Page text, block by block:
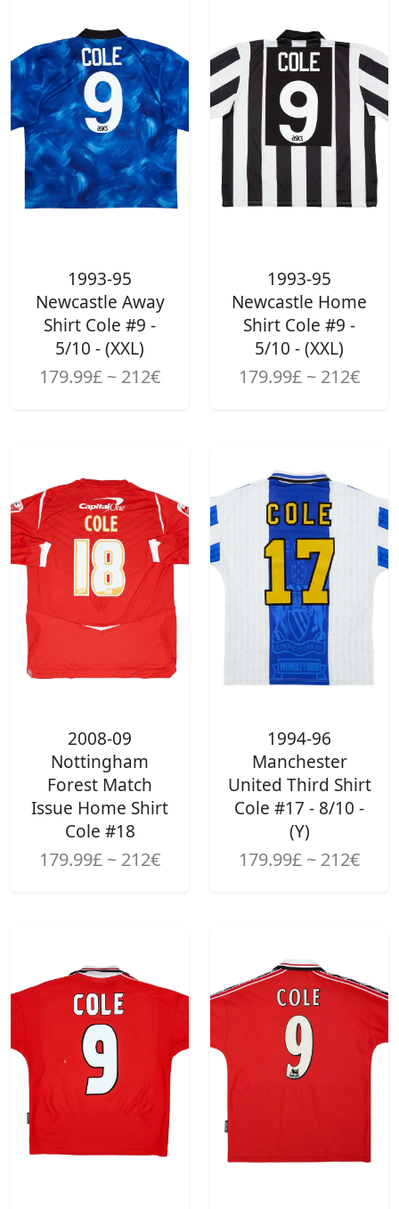
1993-95
Newcastle Away
Shirt Cole #9 -
5/10 - (XXL)
179.99£ ~ 212€
1993-95
Newcastle Home
Shirt Cole #9 -
5/10 - (XXL)
179.99£ ~ 212€
2008-09
Nottingham
Forest Match
Issue Home Shirt
Cole #18
179.99£ ~ 212€
1994-96
Manchester
United Third Shirt
Cole #17 - 8/10 -
(Y)
179.99£ ~ 212€